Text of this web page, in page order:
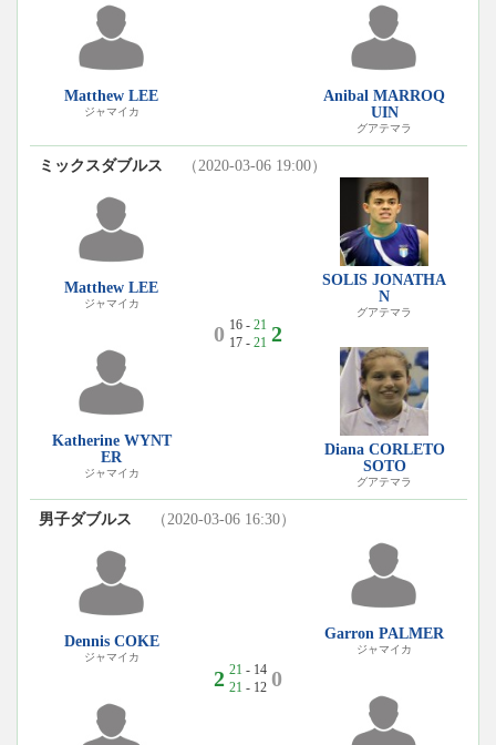
Matthew LEE
ジャマイカ
Anibal MARROQ
UIN
グアテマラ
ミックスダブルス （2020-03-06 19:00）
Matthew LEE
ジャマイカ
Katherine WYNT
ER
ジャマイカ
0 16 - 21
17 - 21 2
SOLIS JONATHA
N
グアテマラ
Diana CORLETO
SOTO
グアテマラ
男子ダブルス （2020-03-06 16:30）
Dennis COKE
ジャマイカ
2 21 - 14
21 - 12 0
Garron PALMER
ジャマイカ